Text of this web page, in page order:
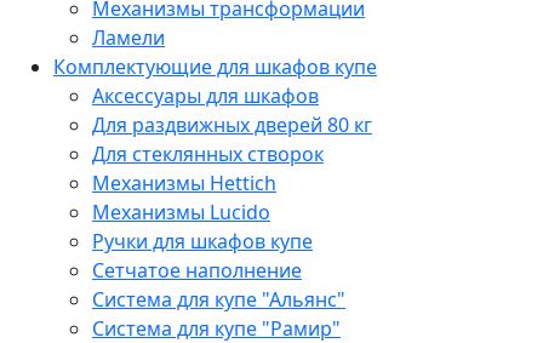
Механизмы трансформации
Ламели
Комплектующие для шкафов купе
Аксессуары для шкафов
Для раздвижных дверей 80 кг
Для стеклянных створок
Механизмы Hettich
Механизмы Lucido
Ручки для шкафов купе
Сетчатое наполнение
Система для купе "Альянс"
Система для купе "Рамир"